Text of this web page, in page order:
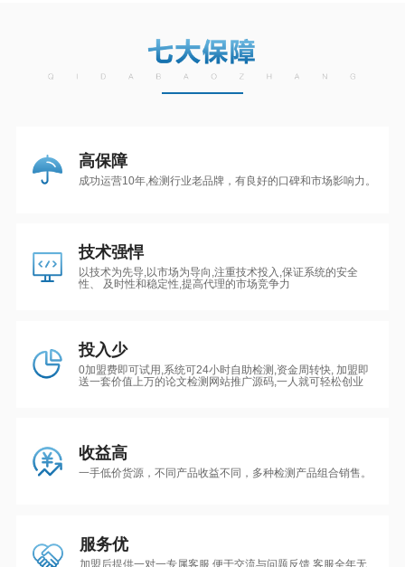
高保障
成功运营10年,检测行业老品牌，有良好的口碑和市场影响力。
技术强悍
以技术为先导,以市场为导向,注重技术投入,保证系统的安全
性、 及时性和稳定性,提高代理的市场竞争力
投入少
0加盟费即可试用,系统可24小时自助检测,资金周转快, 加盟即
送一套价值上万的论文检测网站推广源码,一人就可轻松创业
收益高
一手低价货源，不同产品收益不同，多种检测产品组合销售。
服务优
加盟后提供一对一专属客服,便于交流与问题反馈,客服全年无